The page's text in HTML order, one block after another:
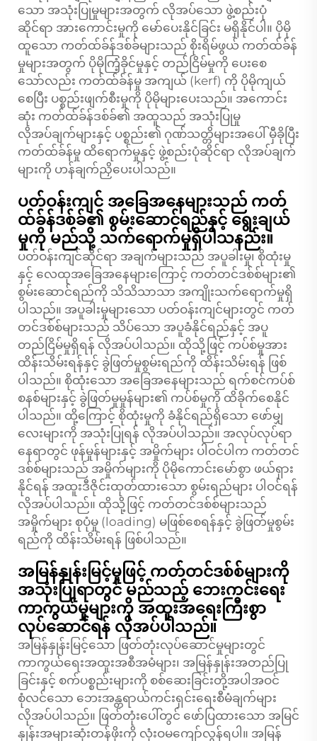
သော အသုံးပြုမှုများအတွက် လိုအပ်သော ဖွဲ့စည်းပုံ
ဆိုင်ရာ အားကောင်းမှုကို မော်ပေးနိုင်ခြင်း မရှိနိုင်ပါ။ ပိုမို
ထူသော ကတ်ထ်ခ်န်ဒစ်ခ်များသည် စိုးရိမ်ဖွယ် ကတ်ထ်ခ်န်
မှုများအတွက် ပိုမိုကြံ့ခိုင်မှုနှင့် တည်ငြိမ်မှုကို ပေးစေ
သော်လည်း ကတ်ထ်ခ်န်မှု အကျယ် (kerf) ကို ပိုမိုကျယ်
စေပြီး ပစ္စည်းဖျက်စီးမှုကို ပိုမိုများပေးသည်။ အကောင်း
ဆုံး ကတ်ထ်ခ်န်ဒစ်ခ်၏ အထူသည် အသုံးပြုမှု
လိုအပ်ချက်များနှင့် ပစ္စည်း၏ ဂုဏ်သတ္တိများအပေါ် မှီခိုပြီး
ကတ်ထ်ခ်န်မှု ထိရောက်မှုနှင့် ဖွဲ့စည်းပုံဆိုင်ရာ လိုအပ်ချက်
များကို ဟန်ချက်ညှိပေးပါသည်။
ပတ်ဝန်းကျင် အခြေအနေများသည် ကတ်
ထ်ခ်န်ဒစ်ခ်၏ စွမ်းဆောင်ရည်နှင့် ရွေးချယ်
မှုကို မည်သို့ သက်ရောက်မှုရှိပါသနည်း။
ပတ်ဝန်းကျင်ဆိုင်ရာ အချက်များသည် အပူခါးမှု၊ စိုထုံးမှု
နှင့် လေထုအခြေအနေများကြောင့် ကတ်တင်ဒစ်စ်များ၏
စွမ်းဆောင်ရည်ကို သိသိသာသာ အကျိုးသက်ရောက်မှုရှိ
ပါသည်။ အပူခါးမှုများသော ပတ်ဝန်းကျင်များတွင် ကတ်
တင်ဒစ်စ်များသည် သိပ်သော အပူခံနိုင်ရည်နှင့် အပူ
တည်ငြိမ်မှုရှိရန် လိုအပ်ပါသည်။ ထိုသို့ဖြင့် ကပ်စ်မှုအား
ထိန်းသိမ်းရန်နှင့် ခွဲဖြတ်မှုစွမ်းရည်ကို ထိန်းသိမ်းရန် ဖြစ်
ပါသည်။ စိုထုံးသော အခြေအနေများသည် ရက်စင်ကပ်စ်
စနစ်များနှင့် ခွဲဖြတ်မှုမှုန်များ၏ ကပ်စ်မှုကို ထိခိုက်စေနိုင်
ပါသည်။ ထို့ကြောင့် စိုထုံးမှုကို ခံနိုင်ရည်ရှိသော ဖော်မျှ
လေးများကို အသုံးပြုရန် လိုအပ်ပါသည်။ အလုပ်လုပ်ရာ
နေရာတွင် ဖုန်မှုန်များနှင့် အမှိုက်များ ပါဝင်ပါက ကတ်တင်
ဒစ်စ်များသည် အမှိုက်များကို ပိုမိုကောင်းမော်စွာ ဖယ်ရှား
နိုင်ရန် အထူးဒီဇိုင်းထုတ်ထားသော စွမ်းရည်များ ပါဝင်ရန်
လိုအပ်ပါသည်။ ထိုသို့ဖြင့် ကတ်တင်ဒစ်စ်များသည်
အမှိုက်များ စုပုံမှု (loading) မဖြစ်စေရန်နှင့် ခွဲဖြတ်မှုစွမ်း
ရည်ကို ထိန်းသိမ်းရန် ဖြစ်ပါသည်။
အမြန်နှုန်းမြင့်မှုဖြင့် ကတ်တင်ဒစ်စ်များကို
အသုံးပြုရာတွင် မည်သည့် ဘေးကင်းရေး
ကာကွယ်မှုများကို အထူးအရေးကြီးစွာ
လုပ်ဆောင်ရန် လိုအပ်ပါသည်။
အမြန်နှုန်းမြင့်သော ဖြတ်တုံးလုပ်ဆောင်မှုများတွင်
ကာကွယ်ရေးအထူးအစီအမံများ၊ အမြန်နှုန်းအတည်ပြု
ခြင်းနှင့် စက်ပစ္စည်းများကို စစ်ဆေးခြင်းတို့အပါအဝင်
စုံလင်သော ဘေးအန္တရာယ်ကင်းရှင်းရေးစီမံချက်များ
လိုအပ်ပါသည်။ ဖြတ်တုံးပေါ်တွင် ဖော်ပြထားသော အမြင်
နှုန်းအများဆုံးတန်ဖိုးကို လုံးဝမကျော်လွန်ရပါ။ အမြန်